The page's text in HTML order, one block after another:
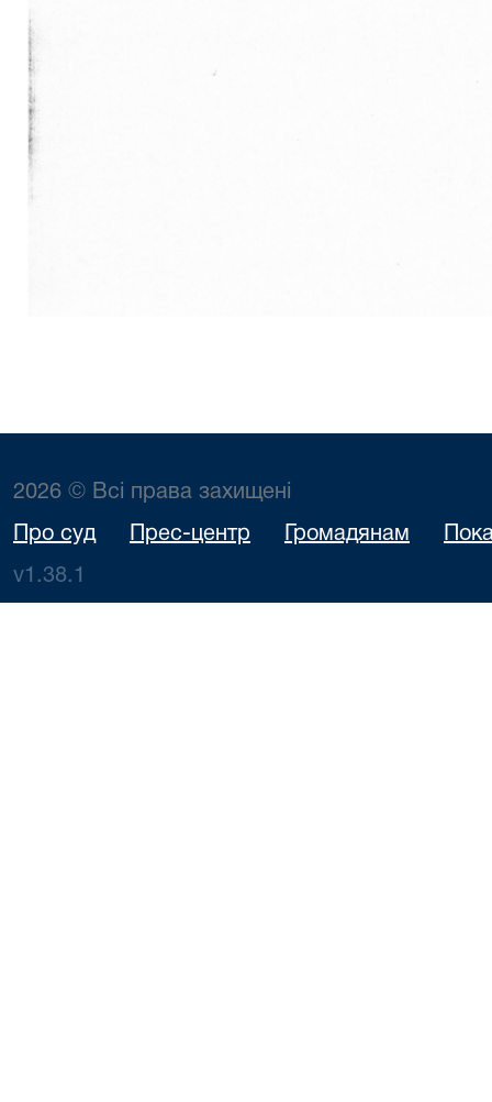
2026 © Всі права захищені
Про суд Прес-центр Громадянам
v1.38.1